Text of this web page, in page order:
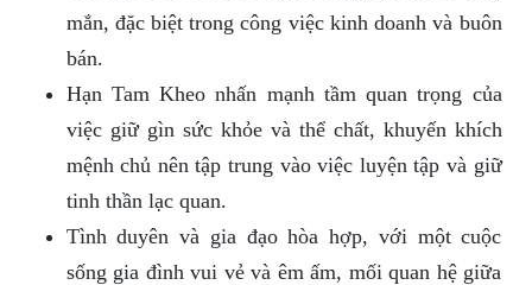
mắn, đặc biệt trong công việc kinh doanh và buôn
bán.
Hạn Tam Kheo nhấn mạnh tầm quan trọng của
việc giữ gìn sức khỏe và thể chất, khuyến khích
mệnh chủ nên tập trung vào việc luyện tập và giữ
tinh thần lạc quan.
Tình duyên và gia đạo hòa hợp, với một cuộc
sống gia đình vui vẻ và êm ấm, mối quan hệ giữa